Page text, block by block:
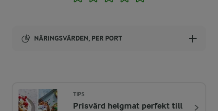
NÄRINGSVÄRDEN, PER PORT
TIPS
Prisvärd helgmat perfekt till